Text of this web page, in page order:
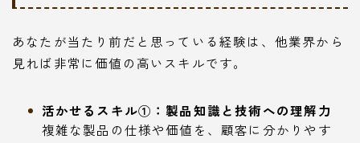
あなたが当たり前だと思っている経験は、他業界から
見れば非常に価値の高いスキルです。
活かせるスキル①：製品知識と技術への理解力
複雑な製品の仕様や価値を、顧客に分かりやす